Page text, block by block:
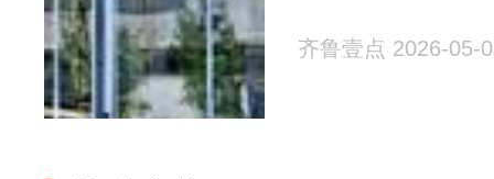
齐鲁壹点 2026-05-